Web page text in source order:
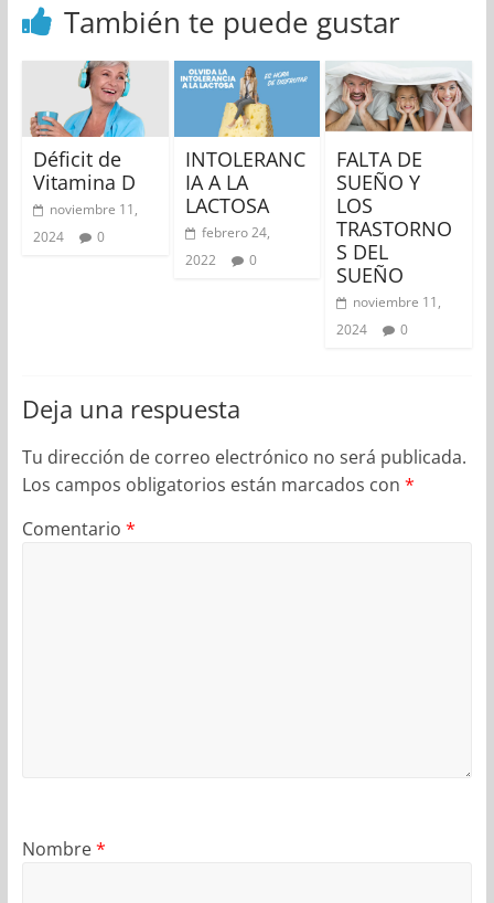
También te puede gustar
Déficit de
Vitamina D
noviembre 11,
2024
0
INTOLERANC
IA A LA
LACTOSA
febrero 24,
2022
0
FALTA DE
SUEÑO Y
LOS
TRASTORNO
S DEL
SUEÑO
noviembre 11,
2024
0
Deja una respuesta
Tu dirección de correo electrónico no será publicada.
Los campos obligatorios están marcados con *
Comentario *
Nombre*